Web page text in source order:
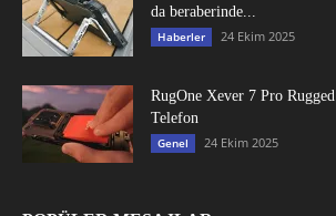
da beraberinde...
Haberler 24 Ekim 2025
RugOne Xever 7 Pro
Telefon
Genel 24 Ekim 2025